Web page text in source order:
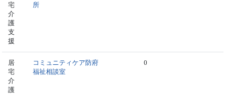
宅
介
護
支
援
所
居
宅
介
護
コミュニティケア防府
福祉相談室
0